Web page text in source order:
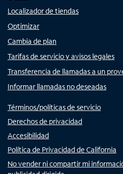
Localizador de tiendas
Optimizar
Cambia de plan
Tarifas de servicio y avisos legales
Transferencia de llamadas a un
Informar llamadas no deseadas
Términos/políticas de servicio
Derechos de privacidad
Accesibilidad
Política de Privacidad de California
No vender ni compartir mi